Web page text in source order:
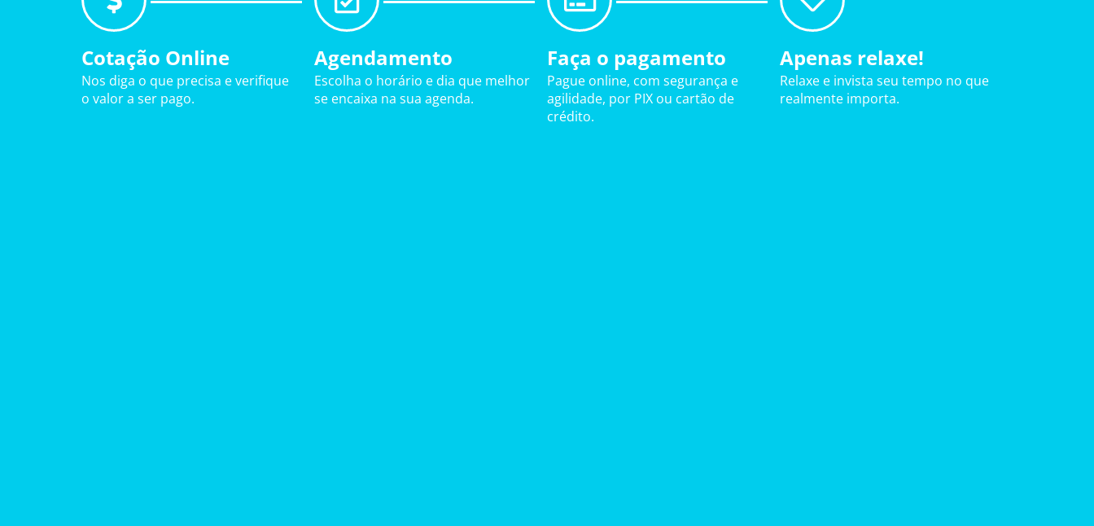
Cotação Online
Nos diga o que precisa e verifique
o valor a ser pago.
Agendamento
Escolha o horário e dia que melhor
se encaixa na sua agenda.
Faça o pagamento
Pague online, com segurança e
agilidade, por PIX ou cartão de
crédito.
Apenas relaxe!
Relaxe e invista seu tempo no que
realmente importa.